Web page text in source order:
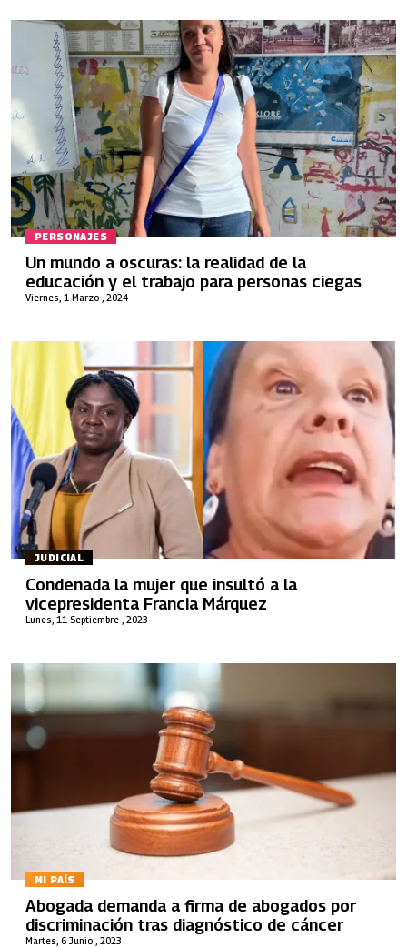
PERSONAJES
Viernes, 1 Marzo , 2024
Un mundo a oscuras: la realidad de la
educación y el trabajo para personas ciegas
JUDICIAL
Lunes, 11 Septiembre , 2023
Condenada la mujer que insultó a la
vicepresidenta Francia Márquez
MI PAÍS
Martes, 6 Junio , 2023
Abogada demanda a firma de abogados por
discriminación tras diagnóstico de cáncer